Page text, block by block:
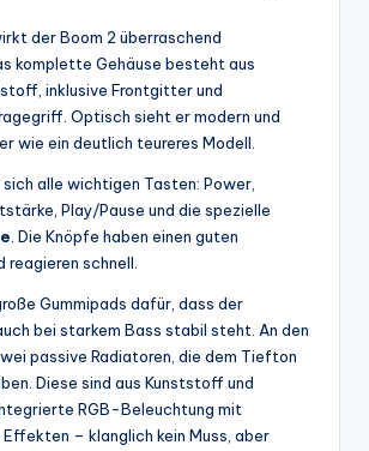
der Boom 2 überraschend
komplette Gehäuse besteht aus
inklusive Frontgitter und
Optisch sieht er modern und
wie ein deutlich teureres Modell.
alle wichtigen Tasten: Power,
Play/Pause und die spezielle
. Die Knöpfe haben einen guten
reagieren schnell.
Gummipads dafür, dass der
bei starkem Bass stabil steht. An den
passive Radiatoren, die dem Tiefton
Diese sind aus Kunststoff und
RGB-Beleuchtung mit
– klanglich kein Muss, aber